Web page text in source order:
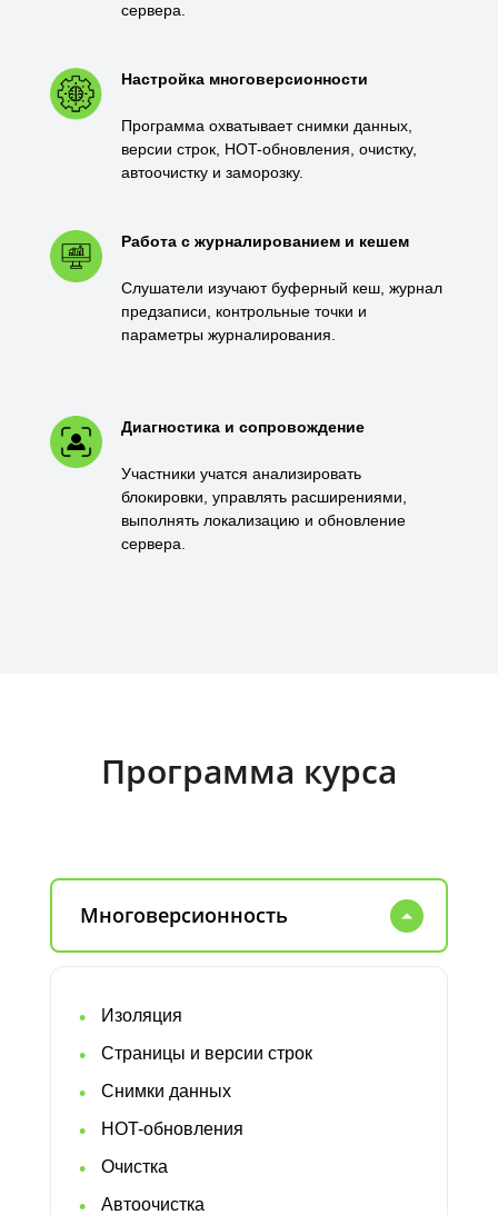
сервера.
Настройка многоверсионности
Программа охватывает снимки данных,
версии строк, HOT-обновления, очистку,
автоочистку и заморозку.
Работа с журналированием и кешем
Слушатели изучают буферный кеш, журнал
предзаписи, контрольные точки и
параметры журналирования.
Диагностика и сопровождение
Участники учатся анализировать
блокировки, управлять расширениями,
выполнять локализацию и обновление
сервера.
Программа курса
Многоверсионность
Изоляция
Страницы и версии строк
Снимки данных
HOT-обновления
Очистка
Автоочистка